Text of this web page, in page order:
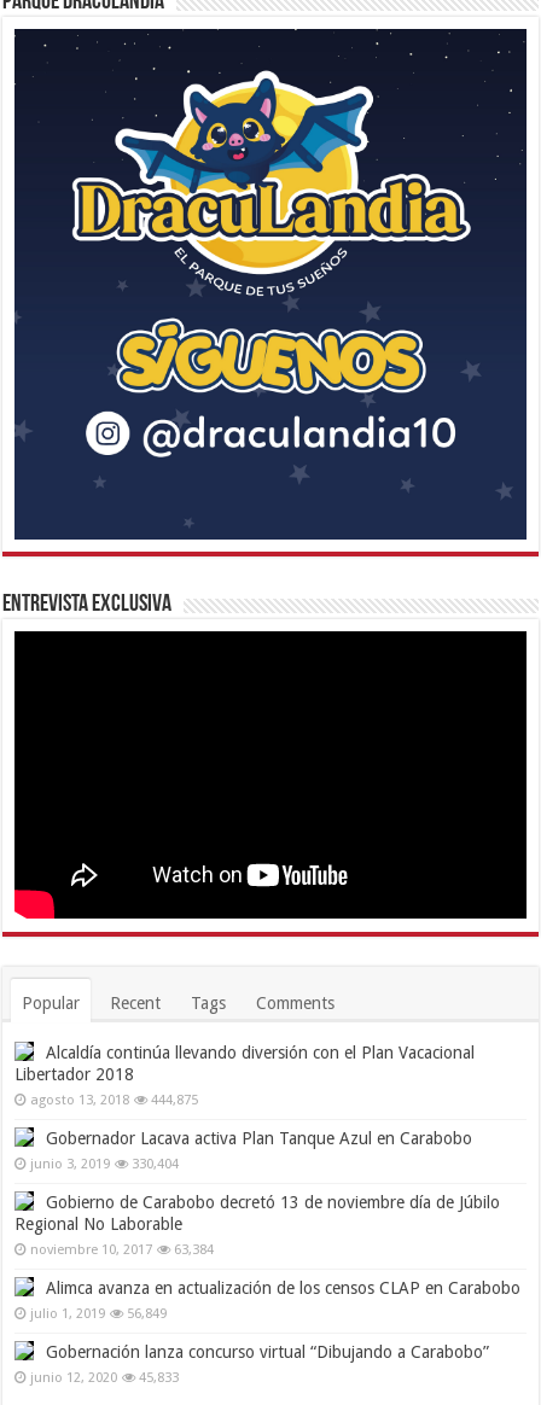
Entrevista Exclusiva
Popular Recent Tags Comments
Alcaldía continúa llevando diversión con el Plan Vacacional
Libertador 2018
agosto 13, 2018 444,875
Gobernador Lacava activa Plan Tanque Azul en Carabobo
junio 3, 2019 330,404
Gobierno de Carabobo decretó 13 de noviembre día de Júbilo
Regional No Laborable
noviembre 10, 2017 63,384
Alimca avanza en actualización de los censos CLAP en Carabobo
julio 1, 2019 56,849
Gobernación lanza concurso virtual “Dibujando a Carabobo”
junio 12, 2020 45,833